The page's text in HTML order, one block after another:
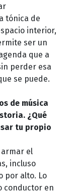
tónica de
interior,
ser un
que a
perder esa
se puede.
de música
¿Qué
tu propio
armar el
incluso
por alto. Lo
conductor en